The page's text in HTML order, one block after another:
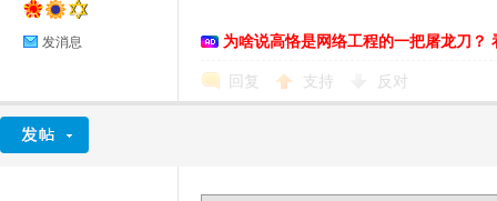
发消息 为啥说高恪是网络工程的一把屠龙刀？
回复 支持 反对